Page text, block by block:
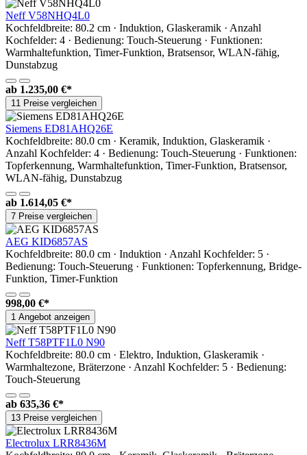
Neff V58NHQ4L0
Kochfeldbreite: 80.2 cm · Induktion, Glaskeramik · Anzahl
Kochfelder: 4 · Bedienung: Touch-Steuerung · Funktionen:
Warmhaltefunktion, Timer-Funktion, Bratsensor, WLAN-fähig,
Dunstabzug
ab 1.235,00 €*
11 Preise vergleichen
Siemens ED81AHQ26E
Kochfeldbreite: 80.0 cm · Keramik, Induktion, Glaskeramik ·
Anzahl Kochfelder: 4 · Bedienung: Touch-Steuerung · Funktionen:
Topferkennung, Warmhaltefunktion, Timer-Funktion, Bratsensor,
WLAN-fähig, Dunstabzug
ab 1.614,05 €*
7 Preise vergleichen
AEG KID6857AS
Kochfeldbreite: 80.0 cm · Induktion · Anzahl Kochfelder: 5 ·
Bedienung: Touch-Steuerung · Funktionen: Topferkennung, Bridge-
Funktion, Timer-Funktion
998,00 €*
1 Angebot anzeigen
Neff T58PTF1L0 N90
Kochfeldbreite: 80.0 cm · Elektro, Induktion, Glaskeramik ·
Warmhaltezone, Bräterzone · Anzahl Kochfelder: 5 · Bedienung:
Touch-Steuerung
ab 635,36 €*
13 Preise vergleichen
Electrolux LRR8436M